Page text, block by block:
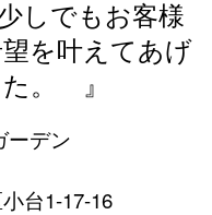
しでもお客様
を叶えてあげ
た。
』
ーデン
台1-17-16